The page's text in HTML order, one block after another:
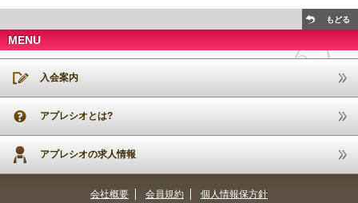
もどる
MENU
入会案内
アプレシオとは?
アプレシオの求人情報
会社概要 会員規約 個人情報保方針